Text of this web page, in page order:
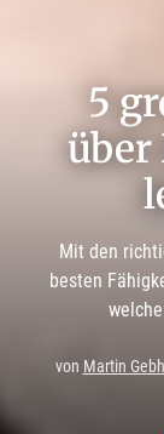
5
über
Mit den
besten
von Martin